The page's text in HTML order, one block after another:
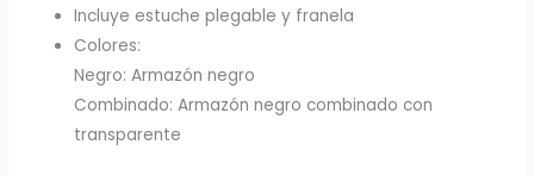
Incluye estuche plegable y franela
Colores:
Negro: Armazón negro
Combinado: Armazón negro combinado con
transparente